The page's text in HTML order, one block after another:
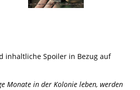
inhaltliche Spoiler in Bezug auf
Monate in der Kolonie leben, werden